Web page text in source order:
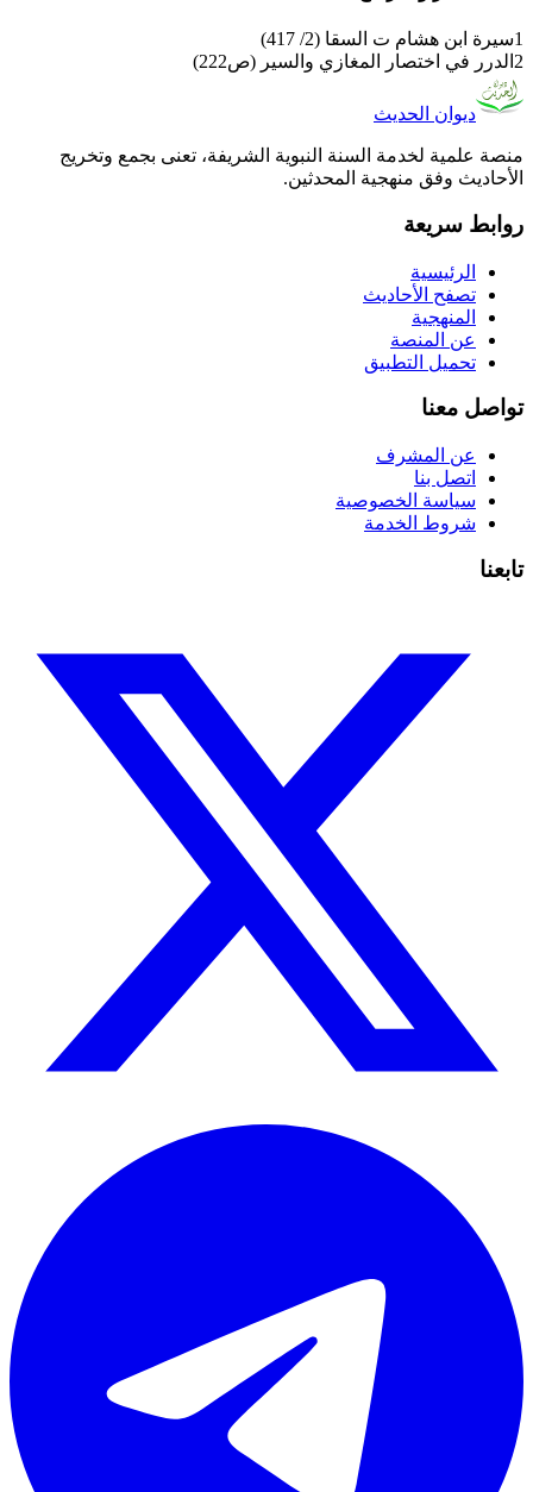
1سيرة ابن هشام ت السقا (2/ 417)
2 الدرر في اختصار المغازي والسير (ص222)
ديوان الحديث
منصة علمية لخدمة السنة النبوية الشريفة، تعنى بجمع وتخريج
الأحاديث وفق منهجية المحدثين.
روابط سريعة
الرئيسية
تصفح الأحاديث
المنهجية
عن المنصة
تحميل التطبيق
تواصل معنا
عن المشرف
اتصل بنا
سياسة الخصوصية
شروط الخدمة
تابعنا